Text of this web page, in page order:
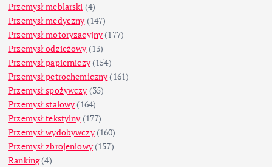
Przemysł meblarski (4)
Przemysł medyczny (147)
Przemysł motoryzacyjny (177)
Przemysł odzieżowy (13)
Przemysł papierniczy(154)
Przemysł petrochemiczny (161)
Przemysł spożywczy (35)
Przemysł stalowy (164)
Przemysł tekstylny (177)
Przemysł wydobywczy(160)
Przemysł zbrojeniowy(157)
Ranking(4)